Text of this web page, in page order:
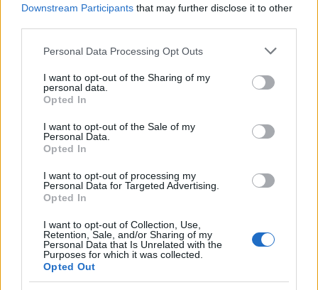
Downstream Participants that may further disclose it to other
Please note that this website/app uses one or more Google
not limited to your visit or usage behaviour. You may click to
grant or deny consent to Google and its third-party tags to
use your data for below specified purposes in below Google
consent section.
Personal Data Processing Opt Outs
I want to opt-out of the Sharing of my
personal data.
Opted In
I want to opt-out of the Sale of my
Personal Data.
Opted In
I want to opt-out of processing my
Personal Data for Targeted Advertising.
Opted In
I want to opt-out of Collection, Use,
Retention, Sale, and/or Sharing of my
Personal Data that Is Unrelated with the
Purposes for which it was collected.
Opted Out
Share:
ενημερωθείτε πρώτοι για όλη την ειδησεογραφία και τα
Marfin: Η 46χρονη πήρε προθεσμία για να
απολογηθεί την Τρίτη – «Είναι αθώα,
100.000 άτομα»
Σέρρες: Βίντεο ντοκουμέντο από το
τροχαίο με νεκρούς μητέρα και γιο – Ο
οδηγός του φορτηγού κατέγραψε τη